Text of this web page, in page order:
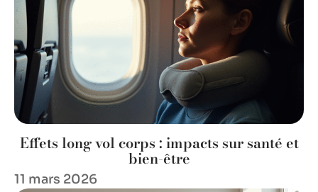
Effets long vol corps : impacts sur santé et
bien-être
11 mars 2026